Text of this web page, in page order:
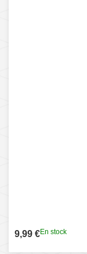
9,99 €En stock